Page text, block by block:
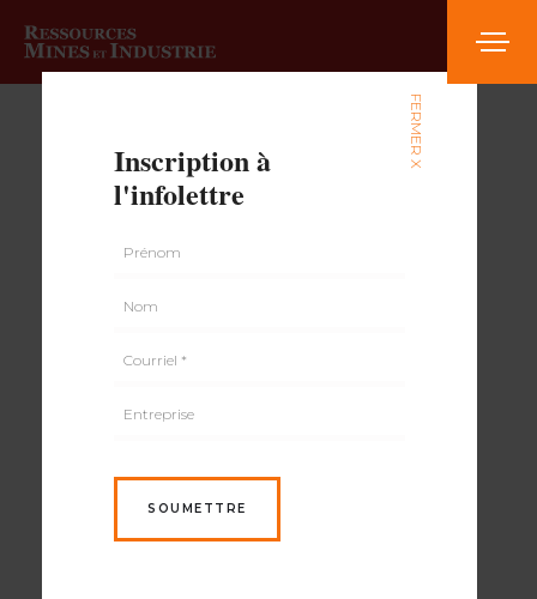
FERMER X
Inscription à
l'infolettre
SOUMETTRE